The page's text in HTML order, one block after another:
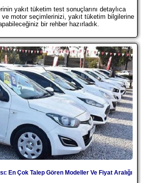
yakıt tüketim test sonuçlarını detaylıca
motor seçimlerinizi, yakıt tüketim bilgilerine
bir rehber hazırladık.
En Çok Talep Gören Modeller Ve Fiyat Aralığı